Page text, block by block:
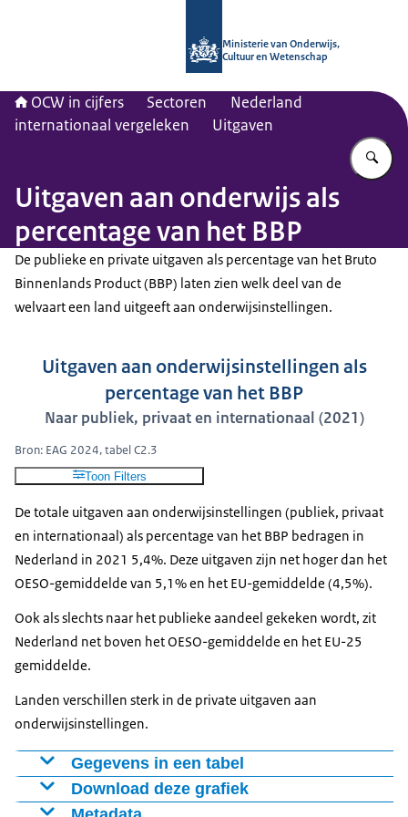
Ministerie van Onderwijs,
Cultuur en Wetenschap
OCW in cijfers Sectoren
Nederland
internationaal vergeleken
Uitgaven
Uitgaven aan onderwijs als
percentage van het BBP
De publieke en private uitgaven als percentage van het Bruto
Binnenlands Product (BBP) laten zien welk deel van de
welvaart een land uitgeeft aan onderwijsinstellingen.
Uitgaven aan onderwijsinstellingen als
percentage van het BBP
Naar publiek, privaat en internationaal (2021)
Bron: EAG 2024, tabel C2.3
Toon Filters
De totale uitgaven aan onderwijsinstellingen (publiek, privaat
en internationaal) als percentage van het BBP bedragen in
Nederland in 2021 5,4%. Deze uitgaven zijn net hoger dan het
OESO-gemiddelde van 5,1% en het EU-gemiddelde (4,5%).
Ook als slechts naar het publieke aandeel gekeken wordt, zit
Nederland net boven het OESO-gemiddelde en het EU-25
gemiddelde.
Landen verschillen sterk in de private uitgaven aan
onderwijsinstellingen.
Gegevens in een tabel
Land Publiek Privaat Internationaal
Download deze grafiek
Figuur als PNG